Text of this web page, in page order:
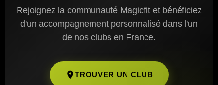
Rejoignez la communauté Magicfit et bénéficiez
d'un accompagnement personnalisé dans l'un
de nos clubs en France.
TROUVER UN CLUB